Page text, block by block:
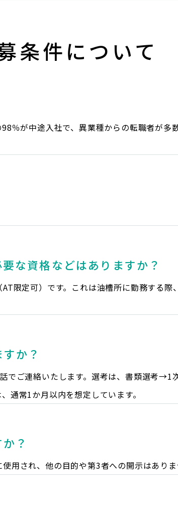
条件について
％が中途入社で、異業種からの転職者が多
な資格などはありますか？
限定可）です。これは油槽所に勤務する
か？
でご連絡いたします。選考は、書類選考
通常1か月以内を想定しています。
？
用され、他の目的や第3者への開示はあり